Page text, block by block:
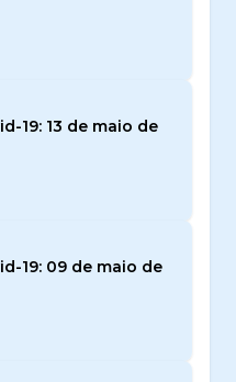
19: 13 de maio de
19: 09 de maio de